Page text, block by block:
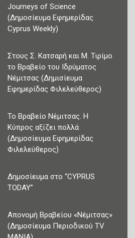
Journeys of Science
(Δημοσίευμα Εφημερίδας
Cyprus Weekly)
Στους Σ. Κατσαρή και Μ. Τιρίμο
το Βραβείο του Ιδρύματος
Νέμιτσας (Δημισίευμα
Εφημερίδας Φιλελεύθερος)
Το Βραβείο Νέμιτσας. Η
Κύπρος αξίζει πολλά
(Δημοσίευμα Εφημερίδας
Φιλελεύθερος)
Δημοσίευμα στο “CYPRUS
TODAY”
Απονομή Βραβείου «Νέμιτσας»
(Δημοσίευμα Περιοδικού TV